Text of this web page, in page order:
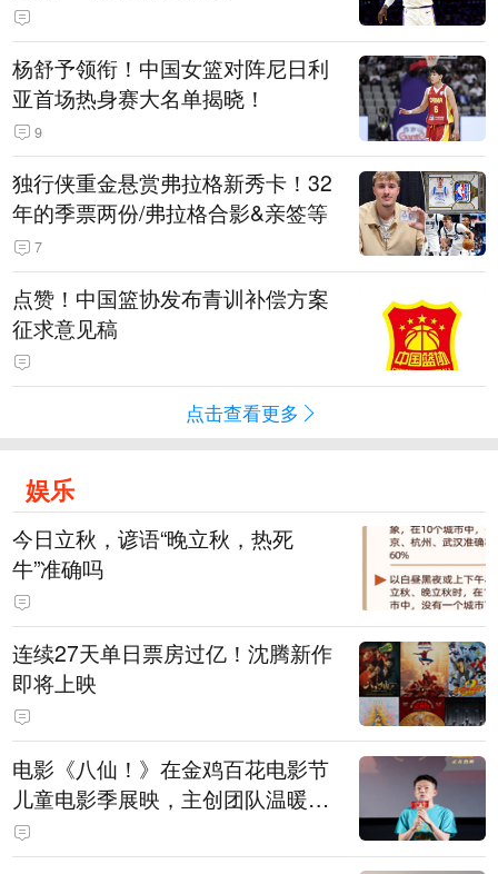
杨舒予领衔！中国女篮对阵尼日利
亚首场热身赛大名单揭晓！
9
独行侠重金悬赏弗拉格新秀卡！32
年的季票两份/弗拉格合影&亲签等
7
点赞！中国篮协发布青训补偿方案
征求意见稿
点击查看更多
娱乐
今日立秋，谚语“晚立秋，热死
牛”准确吗
连续27天单日票房过亿！沈腾新作
即将上映
电影《八仙！》在金鸡百花电影节
儿童电影季展映，主创团队温暖寄
语小观众